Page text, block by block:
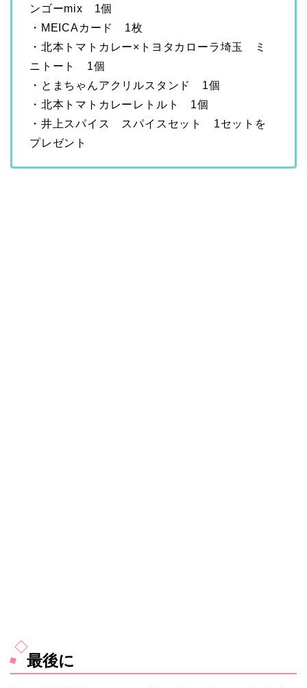
ンゴーmix 1個
・MEICAカード 1枚
・北本トマトカレー×トヨタカローラ埼玉 ミ
ニトート 1個
・とまちゃんアクリルスタンド 1個
・北本トマトカレーレトルト 1個
・井上スパイス スパイスセット 1セットを
プレゼント
最後に